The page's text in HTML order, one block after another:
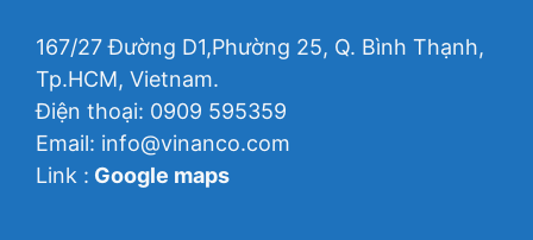
167/27 Đường D1,Phường 25, Q. Bình Thạnh,
Tp.HCM, Vietnam.
Điện thoại: 0909 595359
Email: info@vinanco.com
Link : Google maps